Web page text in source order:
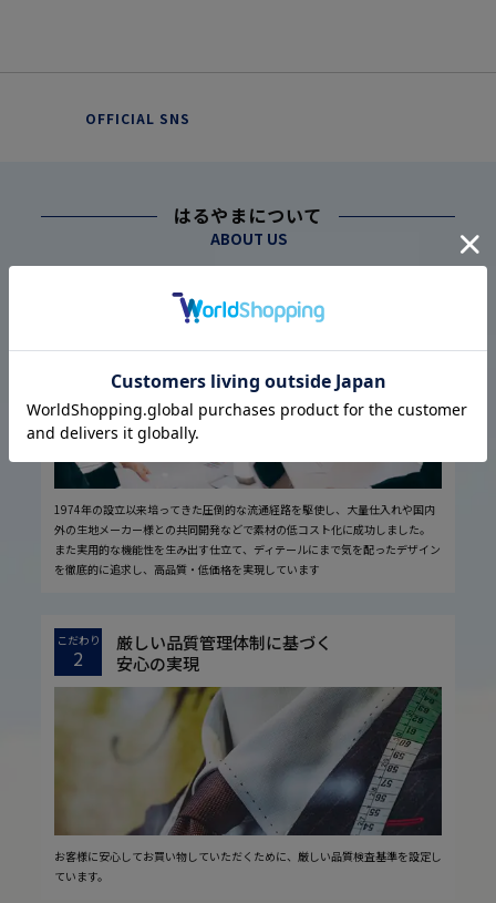
OFFICIAL SNS
はるやまについて
ABOUT US
幅広い仕入れ体制に基づく
高品質・低価格の実現
1974年の設立以来培ってきた圧倒的な流通経路を駆使し、大量仕入れや国内
外の生地メーカー様との共同開発などで素材の低コスト化に成功しました。
また実用的な機能性を生み出す仕立て、ディテールにまで気を配ったデザイン
を徹底的に追求し、高品質・低価格を実現しています
こだわり
2
厳しい品質管理体制に基づく
安心の実現
お客様に安心してお買い物していただくために、厳しい品質検査基準を設定し
ています。